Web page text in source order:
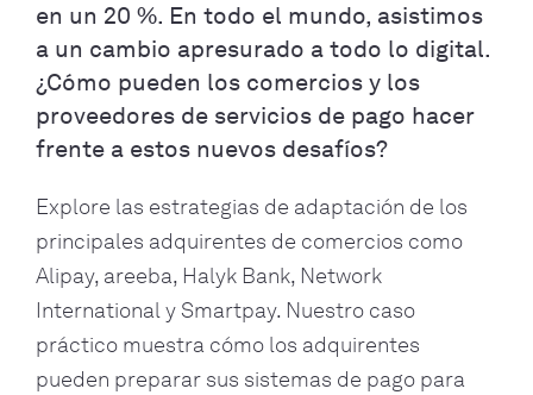
en un 20 %. En todo el mundo, asistimos
a un cambio apresurado a todo lo digital.
¿Cómo pueden los comercios y los
proveedores de servicios de pago hacer
frente a estos nuevos desafíos?
Explore las estrategias de adaptación de los
principales adquirentes de comercios como
Alipay, areeba, Halyk Bank, Network
International y Smartpay. Nuestro caso
práctico muestra cómo los adquirentes
pueden preparar sus sistemas de pago para